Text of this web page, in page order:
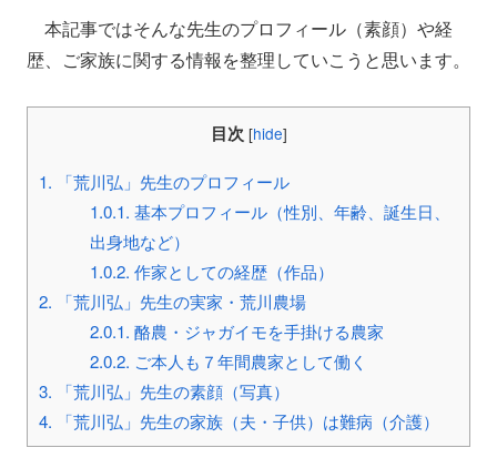
本記事ではそんな先生のプロフィール（素顔）や経
歴、ご家族に関する情報を整理していこうと思います。
目次 [hide]
1. 「荒川弘」先生のプロフィール
1.0.1. 基本プロフィール（性別、年齢、誕生日、
出身地など）
1.0.2. 作家としての経歴（作品）
2. 「荒川弘」先生の実家・荒川農場
2.0.1. 酪農・ジャガイモを手掛ける農家
2.0.2. ご本人も７年間農家として働く
3. 「荒川弘」先生の素顔（写真）
4. 「荒川弘」先生の家族（夫・子供）は難病（介護）